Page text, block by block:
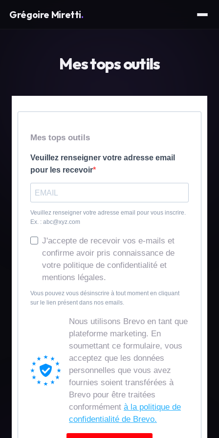
Grégoire Miretti.
Mes tops outils
Mes tops outils
Veuillez renseigner votre adresse email
pour les recevoir
Veuillez renseigner votre adresse email pour vous inscrire.
Ex. : abc@xyz.com
J'accepte de recevoir vos e-mails et
confirme avoir pris connaissance de
votre politique de confidentialité et
mentions légales.
Vous pouvez vous désinscrire à tout moment en cliquant
sur le lien présent dans nos emails.
Nous utilisons Brevo en tant que
plateforme marketing. En
soumettant ce formulaire, vous
acceptez que les données
personnelles que vous avez
fournies soient transférées à
Brevo pour être traitées
conformément à la politique de
confidentialité de Brevo.